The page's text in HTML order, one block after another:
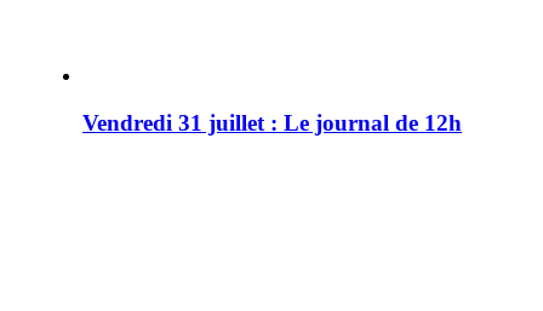
Vendredi 31 juillet : Le journal de 12h